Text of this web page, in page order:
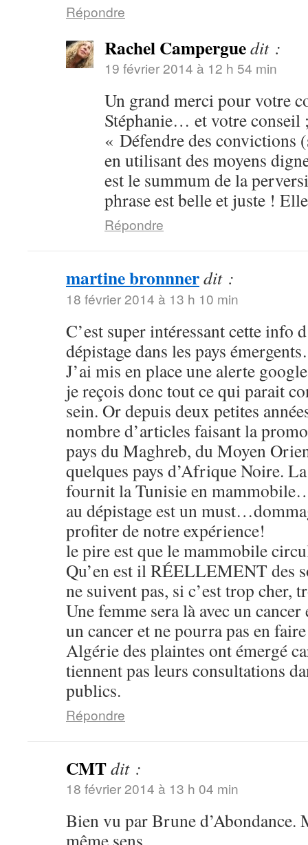
Répondre
Rachel Camperguedit :
19 février 2014 à 12 h 54 min
Un grand merci pour votre
Stéphanie… et votre conseil
« Défendre des convictions
en utilisant des moyens
est le summum de la
phrase est belle et juste !
Répondre
martine bronnnerdit :
18 février 2014 à 13 h 10 min
C’est super intéressant cette info
dépistage dans les pays
J’ai mis en place une alerte
je reçois donc tout ce qui parait
sein. Or depuis deux petites
nombre d’articles faisant la
pays du Maghreb, du Moyen
quelques pays d’Afrique Noire.
fournit la Tunisie en
au dépistage est un
profiter de notre expérience!
le pire est que le mammobile
Qu’en est il RÉELLEMENT des
ne suivent pas, si c’est trop cher,
Une femme sera là avec un cancer
un cancer et ne pourra pas en
Algérie des plaintes ont émergé
tiennent pas leurs consultations
publics.
Répondre
CMTdit :
18 février 2014 à 13 h 04 min
Bien vu par Brune d’Abondance.